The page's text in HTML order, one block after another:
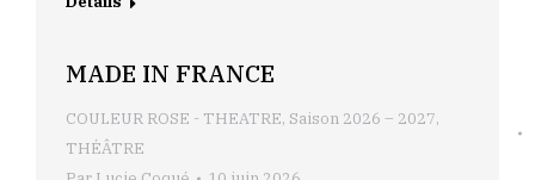
MADE IN FRANCE
COULEUR ROSE - THEATRE, Saison 2026 – 2027,
THÉÂTRE